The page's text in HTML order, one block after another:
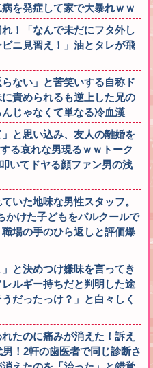
を発症して家で大暴れｗｗ
！「なんで未だにフタ外し
ニ見習え！」油とタレが飛
ない」と苦笑いする自称ド
責められるも逆上した兄の
じゃなくて単なる冷血漢
と思い込み、友人の離婚を
る哀れな男現るｗｗトーク
いてドヤる顔ファン男の浅
いた地味な男性スタッフ。
かけた子どもをパルクールで
場の手のひら返しと評価爆
と決めつけ嫌味を言ってき
ルギー持ちだと判明した途
だったっけ？」と白々しく
たのに痛みが消えた！訴え
！2軒の歯医者で同じ診断さ